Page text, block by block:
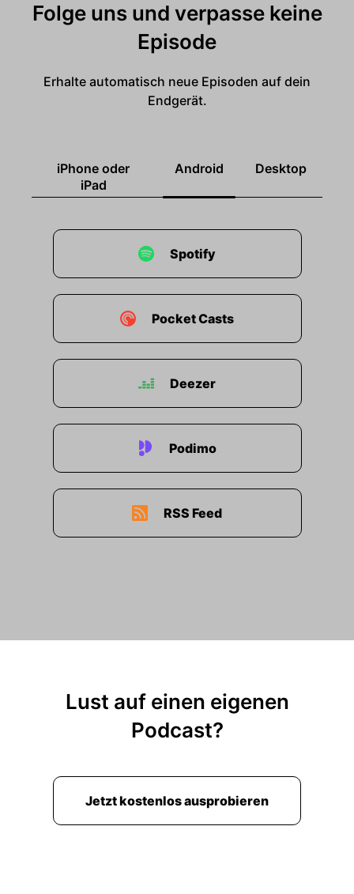
Folge uns und verpasse keine
Episode
Erhalte automatisch neue Episoden auf dein
Endgerät.
iPhone oder
iPad
Android Desktop
Spotify
Pocket Casts
Deezer
Podimo
RSS Feed
Lust auf einen eigenen
Podcast?
Jetzt kostenlos ausprobieren